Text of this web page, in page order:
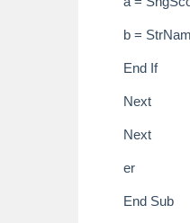
b =
End If
Next
Next
er
End Sub